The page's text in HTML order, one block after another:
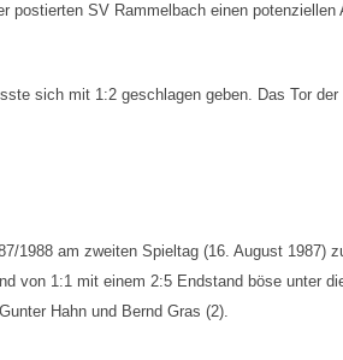
postierten SV Rammelbach einen potenziellen
sich mit 1:2 geschlagen geben. Das Tor
1988 am zweiten Spieltag (16. August
von 1:1 mit einem 2:5 Endstand böse unter
Hahn und Bernd Gras (2).